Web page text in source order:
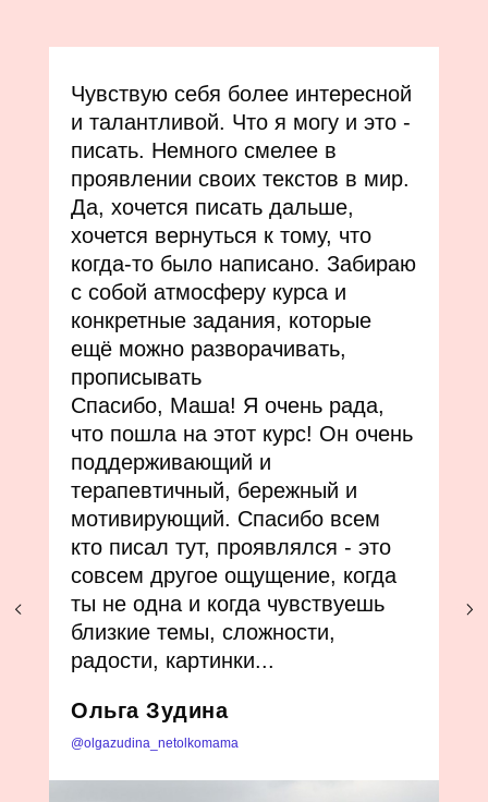
Самый ценный для меня сувенир
этого практикума —
десакрализация процесса
создания текстов. Я больше не
жду какого-то особенного
вдохновения, того самого
письменного стола у окна,
правильного освещения и
дальше по списку клише. Пишу,
сидя в Uber, переминаясь в
очереди в супермаркете, застряв
на неинтересном Zoom-митинге.
За этой новой привычкой я
приходила на практикум — её и
уношу с собой 💛 Спасибо
огромное! Курс невероятный!
Особенно порадовало отсутствие
монотонности: каждый день
приносил что-то новое. У меня ни
разу не получилось предугадать
задание 🤪 Отдельное
соприкосновения с мастерством
и профессионализмом другого